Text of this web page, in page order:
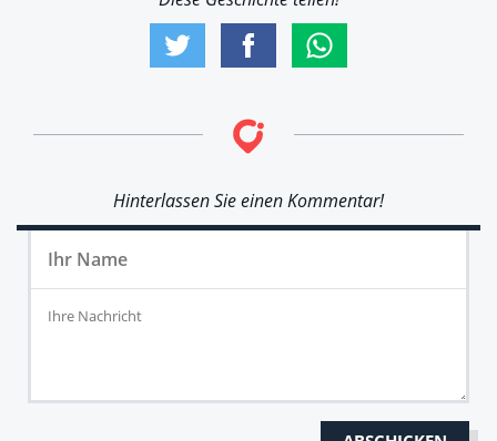
Hinterlassen Sie einen Kommentar!